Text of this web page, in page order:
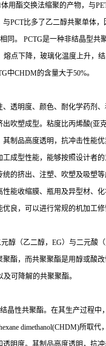
用酯交换法缩聚的产物，与
与PCT比多了乙二醇共聚单体，
同。 PCTG是一种非结晶型共
熔点下降，玻璃化温度上升，
中CHDM的含量大于50%。
、透明度、颜色、耐化学药剂
出吹塑成型。粘度比丙烯酸(亚
其制品高度透明，抗冲击性能
工成型性能，能够按照设计者
统的挤出、注塑、吹塑及吸塑
性能收缩膜、瓶用及异型材、
良，可以进行常规的机加工修
醇（乙二醇，EG）与二元酸
酯，而共聚聚酯是用醇或酸改
及可降解的共聚聚酯。
晶性共聚酯。在其生产过程中
dimethanol(CHDM)所取
透明度。其制品高度透明，抗